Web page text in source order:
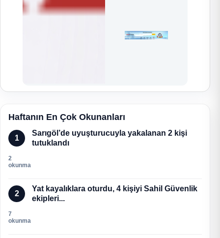
Haftanın En Çok Okunanları
1
Sarıgöl’de uyuşturucuyla yakalanan 2 kişi
tutuklandı
2
okunma
2
Yat kayalıklara oturdu, 4 kişiyi Sahil Güvenlik
ekipleri...
7
okunma